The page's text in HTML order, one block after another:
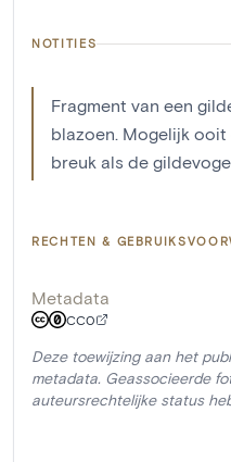
NOTITIES
Fragment van een
blazoen. Mogelijk
breuk als de
RECHTEN &
Metadata
CC0
Deze toewijzing aan het
metadata. Geassocieerde
auteursrechtelijke status